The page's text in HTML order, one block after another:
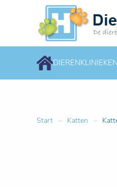
DIERENKLINIEKEN
Start Katten